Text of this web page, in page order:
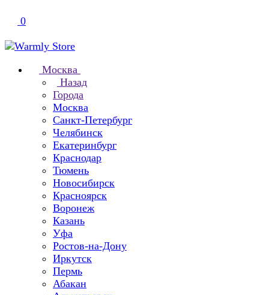
0
Москва
Назад
Города
Москва
Санкт-Петербург
Челябинск
Екатеринбург
Краснодар
Тюмень
Новосибирск
Красноярск
Воронеж
Казань
Уфа
Ростов-на-Дону
Иркутск
Пермь
Абакан